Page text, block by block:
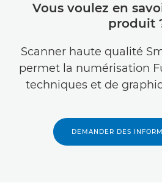
Vous voulez en
produit
Scanner haute qualité
permet la numérisation
techniques et de
DEMANDER DES